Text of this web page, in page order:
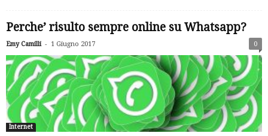
Perche’ risulto sempre online su Whatsapp?
Emy Camilli - 1 Giugno 2017 0
Internet